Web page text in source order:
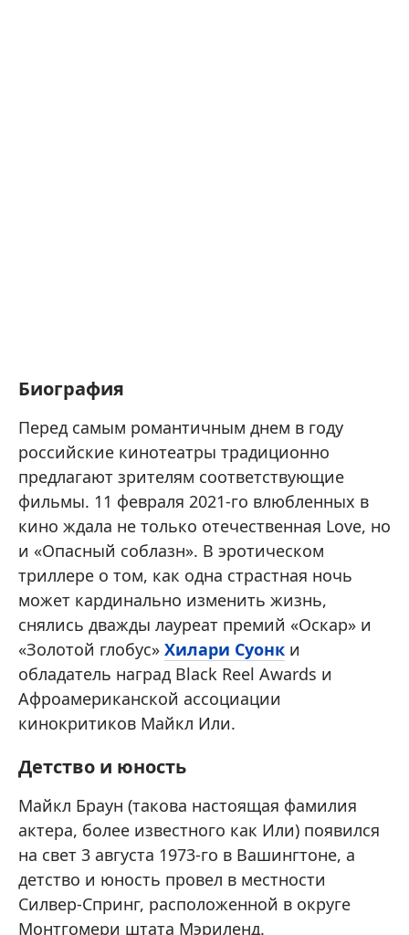
Биография
Перед самым романтичным днем в году
российские кинотеатры традиционно
предлагают зрителям соответствующие
фильмы. 11 февраля 2021-го влюбленных в
кино ждала не только отечественная Love, но
и «Опасный соблазн». В эротическом
триллере о том, как одна страстная ночь
может кардинально изменить жизнь,
снялись дважды лауреат премий «Оскар» и
«Золотой глобус» Хилари Суонк и
обладатель наград Black Reel Awards и
Афроамериканской ассоциации
кинокритиков Майкл Или.
Детство и юность
Майкл Браун (такова настоящая фамилия
актера, более известного как Или) появился
на свет 3 августа 1973-го в Вашингтоне, а
детство и юность провел в местности
Силвер-Спринг, расположенной в округе
Монтгомери штата Мэриленд.